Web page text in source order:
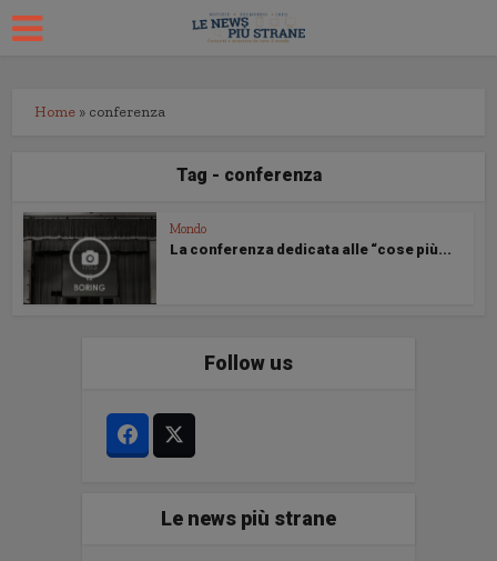
Home » conferenza
Tag - conferenza
Mondo
La conferenza dedicata alle “cose più...
Follow us
Le news più strane